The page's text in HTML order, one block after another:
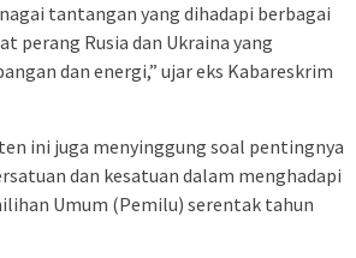
tantangan yang dihadapi berbagai
perang Rusia dan Ukraina yang
dan energi,” ujar eks Kabareskrim
ini juga menyinggung soal pentingnya
dan kesatuan dalam menghadapi
Umum (Pemilu) serentak tahun